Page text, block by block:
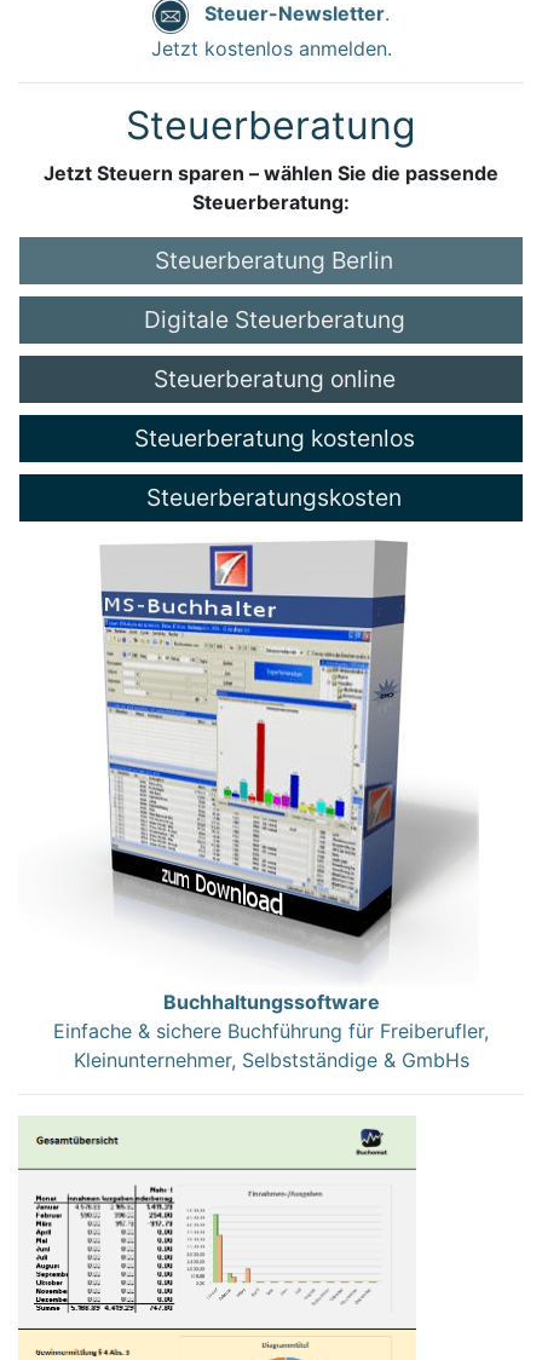
Steuer-Newsletter.
Jetzt kostenlos anmelden.
Steuerberatung
Jetzt Steuern sparen – wählen Sie die passende
Steuerberatung:
Steuerberatung Berlin
Digitale Steuerberatung
Steuerberatung online
Steuerberatung kostenlos
Steuerberatungskosten
Buchhaltungssoftware
Einfache & sichere Buchführung für Freiberufler,
Kleinunternehmer, Selbstständige & GmbHs